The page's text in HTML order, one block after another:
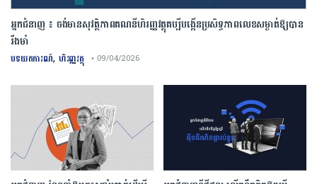
អ្នកជំនាញ ៖ ចង់មានសុវត្ថិភាពគណនីហិរញ្ញវត្ថុគប្បីបង្កើនប្រសិទ្ធភាពលេខសម្ងាត់ឱ្យបាន
រឹងមាំ
បទយកការណ៍, ហិរញ្ញវត្ថុ • 09/04/2026